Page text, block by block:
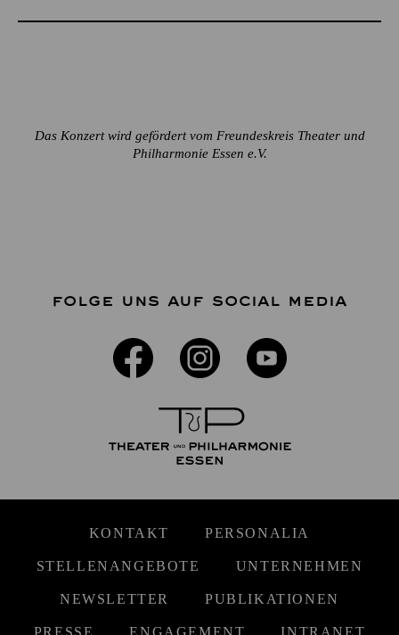
Das Konzert wird gefördert vom Freundeskreis Theater und
Philharmonie Essen e.V.
FOLGE UNS AUF SOCIAL MEDIA
KONTAKT PERSONALIA
STELLENANGEBOTE UNTERNEHMEN
NEWSLETTER PUBLIKATIONEN
PRESSE ENGAGEMENT INTRANET